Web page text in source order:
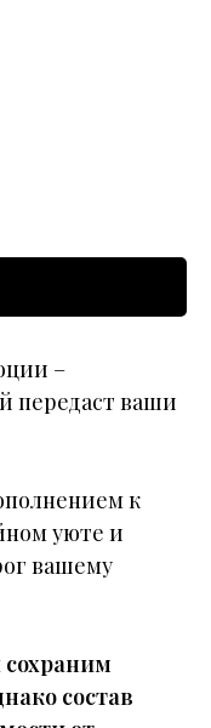
–
передаст ваши
к
уюте и
вашему
состав